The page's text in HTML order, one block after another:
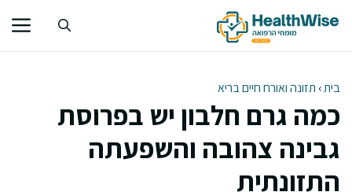
לתוכן
בית› תזונה ואורח חיים בריא
כמה גרם חלבון יש בפרוסת
גבינה צהובה והשפעתה
התזונתית